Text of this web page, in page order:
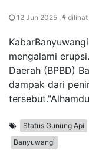
12 Jun 2025 , dilihat
mengalami
Daerah (BPBD)
dampak dari
Status Gunung Api
Banyuwangi